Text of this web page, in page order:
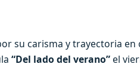
su carisma y trayectoria
“Del lado del verano”el